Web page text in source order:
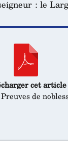
: le
cet article
de